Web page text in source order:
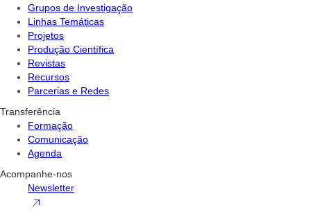
Grupos de Investigação
Linhas Temáticas
Projetos
Produção Científica
Revistas
Recursos
Parcerias e Redes
Transferência
Formação
Comunicação
Agenda
Acompanhe-nos
Newsletter